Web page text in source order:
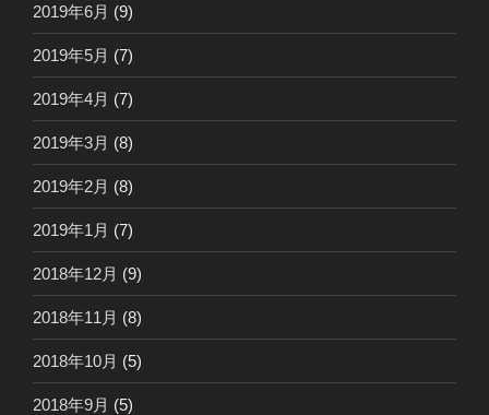
2019年6月 (9)
2019年5月 (7)
2019年4月 (7)
2019年3月 (8)
2019年2月 (8)
2019年1月 (7)
2018年12月 (9)
2018年11月 (8)
2018年10月 (5)
2018年9月 (5)